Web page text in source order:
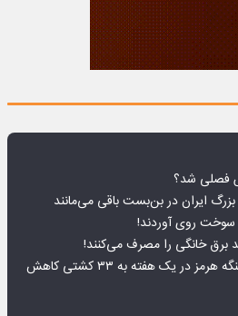
فصلی شد؟
ایران در بن‌بست باقی می‌مانند
سوخت روی آوردند!
ترافیک کشتیرانی از طریق تنگه هرمز در یک هفته به ۳۳ کشتی کاهش